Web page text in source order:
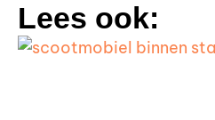
Lees ook: